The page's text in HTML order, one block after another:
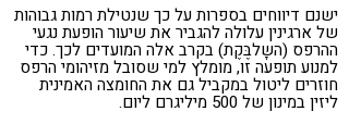
ישנם דיווחים בספרות על כך שנטילת רמות גבוהות
של ארגינין עלולה להגביר את שיעור הופעת נגעי
ההרפס (השָלבֶּקֶת) בקרב אלה המועדים לכך. כדי
למנוע תופעה זו, מומלץ למי שסובל מזיהומי הרפס
חוזרים ליטול במקביל גם את החומצה האמינית
ליזין במינון של 500 מיליגרם ליום.